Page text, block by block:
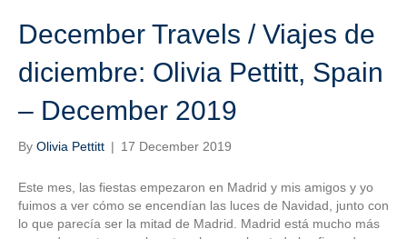
December Travels / Viajes de
diciembre: Olivia Pettitt, Spain
– December 2019
By Olivia Pettitt | 17 December 2019
Este mes, las fiestas empezaron en Madrid y mis amigos y yo
fuimos a ver cómo se encendían las luces de Navidad, junto con
lo que parecía ser la mitad de Madrid. Madrid está mucho más